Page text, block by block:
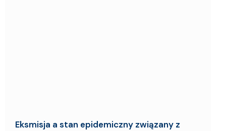
Eksmisja a stan epidemiczny związany z